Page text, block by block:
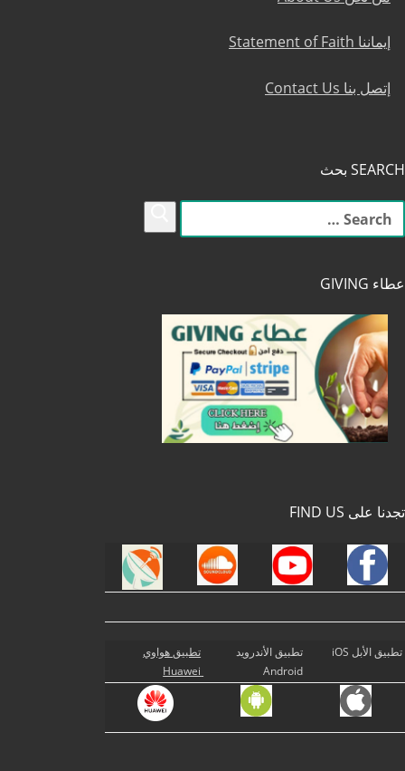
إيماننا Statement of Faith
إتصل بنا Contact Us
SEARCH بحث
البحث
عن:
عطاء GIVING
تجدنا على FIND US
تطبيق الأبل iOS
تطبيق الأندرويد
Android
تطبيق هواوي